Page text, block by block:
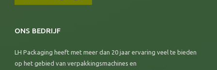
ONS BEDRIJF
LH Packaging heeft met meer dan 20 jaar ervaring veel te bieden
op het gebied van verpakkingsmachines en